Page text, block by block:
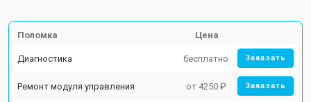
Поломка Цена
Диагностика бесплатно Заказать
Ремонт модуля управления от 4250 ₽ Заказать